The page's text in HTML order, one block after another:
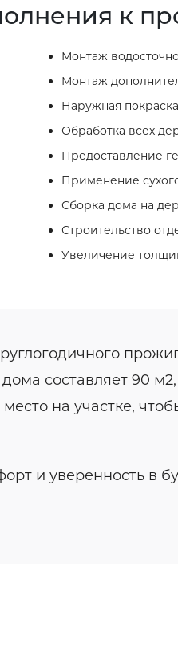
к
Монтаж
Монтаж
Наружная
Обработка всех
Предоставление
Применение
Сборка дома на
Строительство
Увеличение
составляет 90
на участке,
и уверенность в